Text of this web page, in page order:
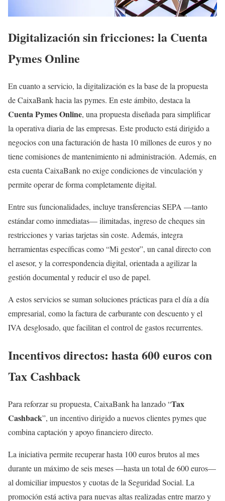
Digitalización sin fricciones: la Cuenta
Pymes Online
En cuanto a servicio, la digitalización es la base de la propuesta
de CaixaBank hacia las pymes. En este ámbito, destaca la
Cuenta Pymes Online, una propuesta diseñada para simplificar
la operativa diaria de las empresas. Este producto está dirigido a
negocios con una facturación de hasta 10 millones de euros y no
tiene comisiones de mantenimiento ni administración. Además, en
esta cuenta CaixaBank no exige condiciones de vinculación y
permite operar de forma completamente digital.
Entre sus funcionalidades, incluye transferencias SEPA —tanto
estándar como inmediatas— ilimitadas, ingreso de cheques sin
restricciones y varias tarjetas sin coste. Además, integra
herramientas específicas como “Mi gestor”, un canal directo con
el asesor, y la correspondencia digital, orientada a agilizar la
gestión documental y reducir el uso de papel.
A estos servicios se suman soluciones prácticas para el día a día
empresarial, como la factura de carburante con descuento y el
IVA desglosado, que facilitan el control de gastos recurrentes.
Incentivos directos: hasta 600 euros con
Tax Cashback
Para reforzar su propuesta, CaixaBank ha lanzado “Tax
Cashback”, un incentivo dirigido a nuevos clientes pymes que
combina captación y apoyo financiero directo.
La iniciativa permite recuperar hasta 100 euros brutos al mes
durante un máximo de seis meses —hasta un total de 600 euros—
al domiciliar impuestos y cuotas de la Seguridad Social. La
promoción está activa para nuevas altas realizadas entre marzo y